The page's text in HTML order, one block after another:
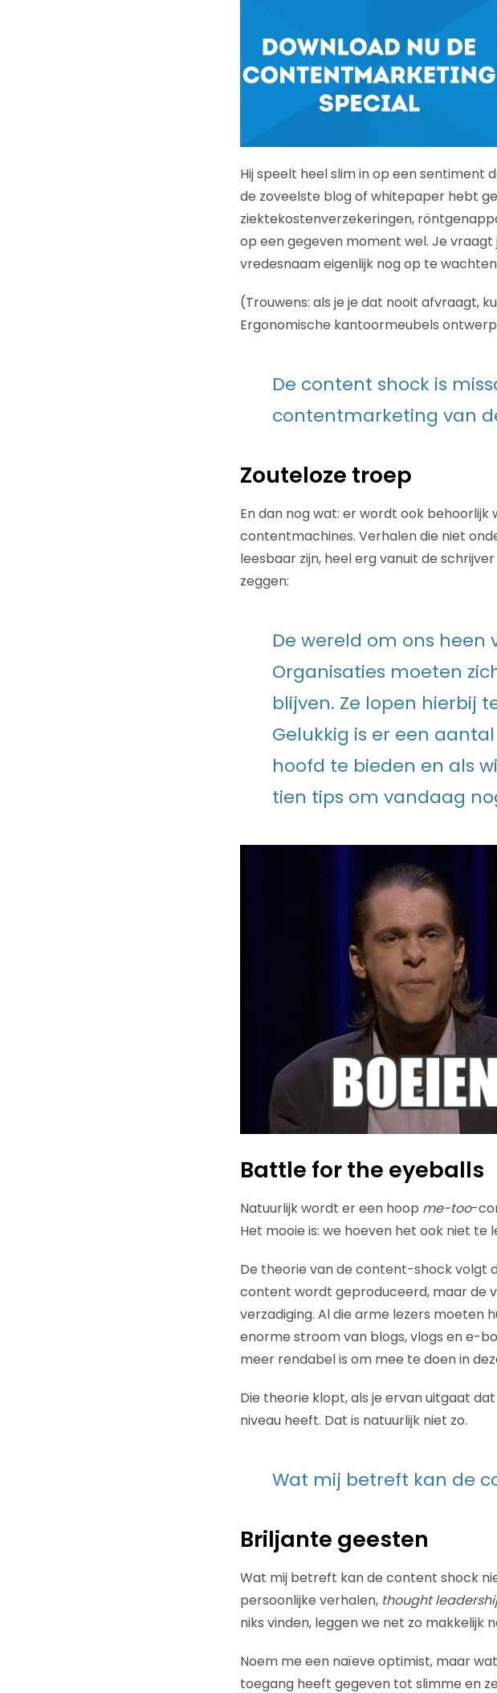
Hij speelt heel slim in op een sentiment
de zoveelste blog of whitepaper hebt
ziektekostenverzekeringen,
op een gegeven moment wel. Je
vredesnaam eigenlijk nog op te
(Trouwens: als je je dat nooit afvraagt,
Ergonomische kantoormeubels
De content shock is
contentmarketing van
Zouteloze troep
En dan nog wat: er wordt ook
contentmachines. Verhalen die niet
leesbaar zijn, heel erg vanuit de
zeggen:
De wereld om ons
Organisaties moeten
blijven. Ze lopen hierbij
Gelukkig is er een
hoofd te bieden en als
tien tips om vandaag
Battle for the eyeballs
Natuurlijk wordt er een hoop me-too-
Het mooie is: we hoeven het ook niet te
De theorie van de content-shock volgt
content wordt geproduceerd, maar de
verzadiging. Al die arme lezers moeten
enorme stroom van blogs, vlogs en e-
meer rendabel is om mee te doen in
Die theorie klopt, als je ervan uitgaat
niveau heeft. Dat is natuurlijk niet zo.
Wat mij betreft kan de
Briljante geesten
Wat mij betreft kan de content shock
persoonlijke verhalen, thought
niks vinden, leggen we net zo makkelijk
Noem me een naïeve optimist, maar
toegang heeft gegeven tot slimme en